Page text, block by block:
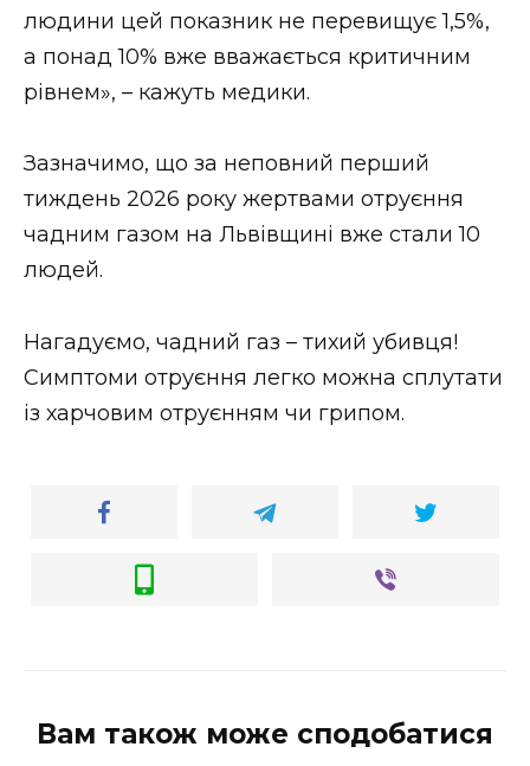
людини цей показник не перевищує 1,5%,
а понад 10% вже вважається критичним
рівнем», – кажуть медики.
Зазначимо, що за неповний перший
тиждень 2026 року жертвами отруєння
чадним газом на Львівщині вже стали 10
людей.
Нагадуємо, чадний газ – тихий убивця!
Симптоми отруєння легко можна сплутати
із харчовим отруєнням чи грипом.
Вам також може сподобатися